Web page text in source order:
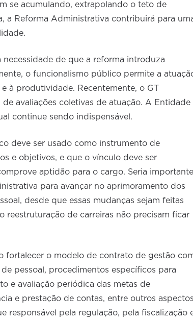
se acumulando, extrapolando o teto de
a Reforma Administrativa contribuirá para
de que a reforma introduza
o funcionalismo público permite a
à produtividade. Recentemente, o GT
avaliações coletivas de atuação. A Entidade
continue sendo indispensável.
deve ser usado como instrumento de
e objetivos, e que o vínculo deve ser
aptidão para o cargo. Seria importante
para avançar no aprimoramento dos
desde que essas mudanças sejam feitas
reestruturação de carreiras não precisam ficar
fortalecer o modelo de contrato de gestão
pessoal, procedimentos específicos para
e avaliação periódica das metas de
e prestação de contas, entre outros
responsável pela regulação, pela fiscalização